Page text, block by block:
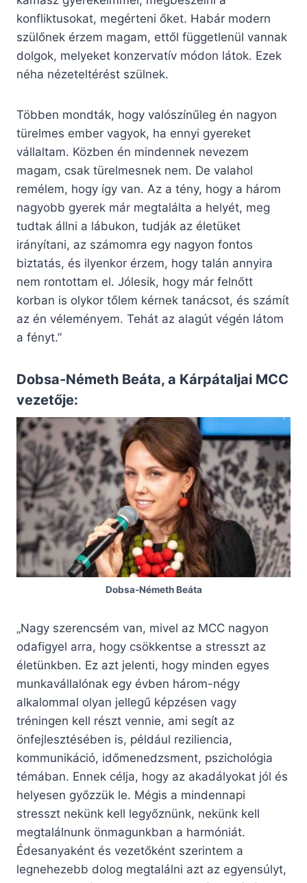
konfliktusokat, megérteni őket. Habár modern
szülőnek érzem magam, ettől függetlenül vannak
dolgok, melyeket konzervatív módon látok. Ezek
néha nézeteltérést szülnek.
Többen mondták, hogy valószínűleg én nagyon
türelmes ember vagyok, ha ennyi gyereket
vállaltam. Közben én mindennek nevezem
magam, csak türelmesnek nem. De valahol
remélem, hogy így van. Az a tény, hogy a három
nagyobb gyerek már megtalálta a helyét, meg
tudtak állni a lábukon, tudják az életüket
irányítani, az számomra egy nagyon fontos
biztatás, és ilyenkor érzem, hogy talán annyira
nem rontottam el. Jólesik, hogy már felnőtt
korban is olykor tőlem kérnek tanácsot, és számít
az én véleményem. Tehát az alagút végén látom
a fényt.”
Dobsa-Németh Beáta, a Kárpátaljai MCC
vezetője:
Dobsa-Németh Beáta
„Nagy szerencsém van, mivel az MCC nagyon
odafigyel arra, hogy csökkentse a stresszt az
életünkben. Ez azt jelenti, hogy minden egyes
munkavállalónak egy évben három-négy
alkalommal olyan jellegű képzésen vagy
tréningen kell részt vennie, ami segít az
önfejlesztésében is, például reziliencia,
kommunikáció, időmenedzsment, pszichológia
témában. Ennek célja, hogy az akadályokat jól és
helyesen győzzük le. Mégis a mindennapi
stresszt nekünk kell legyőznünk, nekünk kell
megtalálnunk önmagunkban a harmóniát.
Édesanyaként és vezetőként szerintem a
legnehezebb dolog megtalálni azt az egyensúlyt,